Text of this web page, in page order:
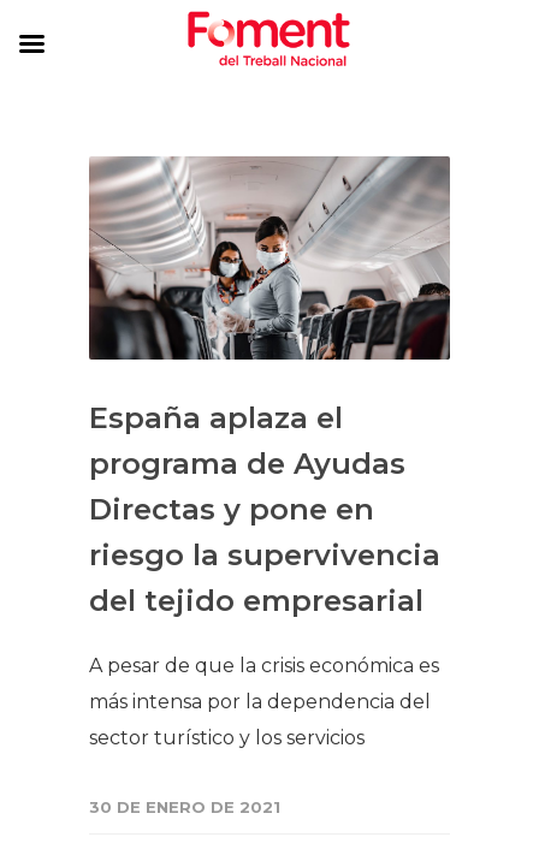
España aplaza el
programa de Ayudas
Directas y pone en
riesgo la supervivencia
del tejido empresarial
A pesar de que la crisis económica es
más intensa por la dependencia del
sector turístico y los servicios
30 DE ENERO DE 2021